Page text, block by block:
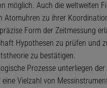
möglich. Auch die weltweiten
Atomuhren zu ihrer
Form der Zeitmessung
Hypothesen zu prüfen und
zu bestätigen.
Prozesse unterliegen
Vielzahl von